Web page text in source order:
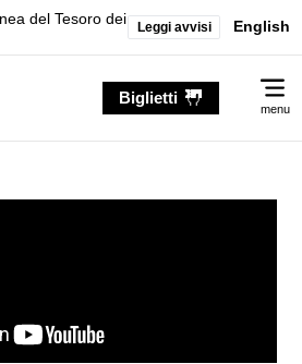
del Tesoro dei
Leggi avvisi English
Biglietti
menu